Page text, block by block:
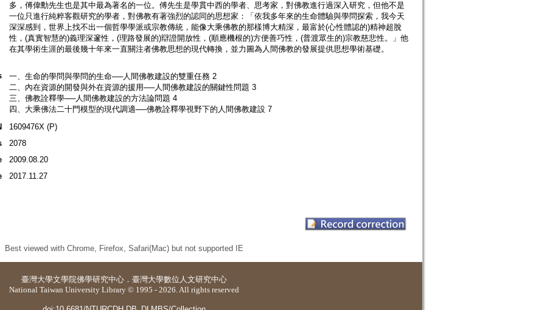
多，傅偉勳先生也是其中最為著名的一位。傅先生是學貫中西的學者、思考家，對佛教進行過深入研究，但他不是
一位只進行純粹客觀研究的學者，對佛教有著強烈的認同的思想家：「依我多年來的生命體驗與學問探索，我今天
深深感到，世界上找不出一個哲學學派或宗教傳統，能像大乘佛教的那樣博大精深，最富於(心性體認的)精神超脫
性，(真實智慧的)義理深邃性，(理路發展的)辯證開放性，(順應機根的)方便善巧性，(普渡眾生的)宗教慈悲性。」他
在其學術生涯的最後幾十年來一直關注者佛教思想的現代轉換，並力圖為人間佛教的發展提供思想學術基礎。
一、生命的學問與學問的生命──人間佛教建設的雙重任務 2
二、內在資源的開發與外在資源的援用──人間佛教建設的關鍵性問題 3
三、佛教詮釋學──人間佛教建設的方法論問題 4
四、大乘佛法二十門模型的現代調適──佛教詮釋學視野下的人間佛教建設 7
1609476X (P)
2078
2009.08.20
2017.11.27
Best viewed with Chrome, Firefox, Safari(Mac) but not supported IE
臺灣大學文學院佛學研究中心 ． 臺灣大學數位人文研究中心
National Taiwan University Library © 1995 - 2026. All rights reserved